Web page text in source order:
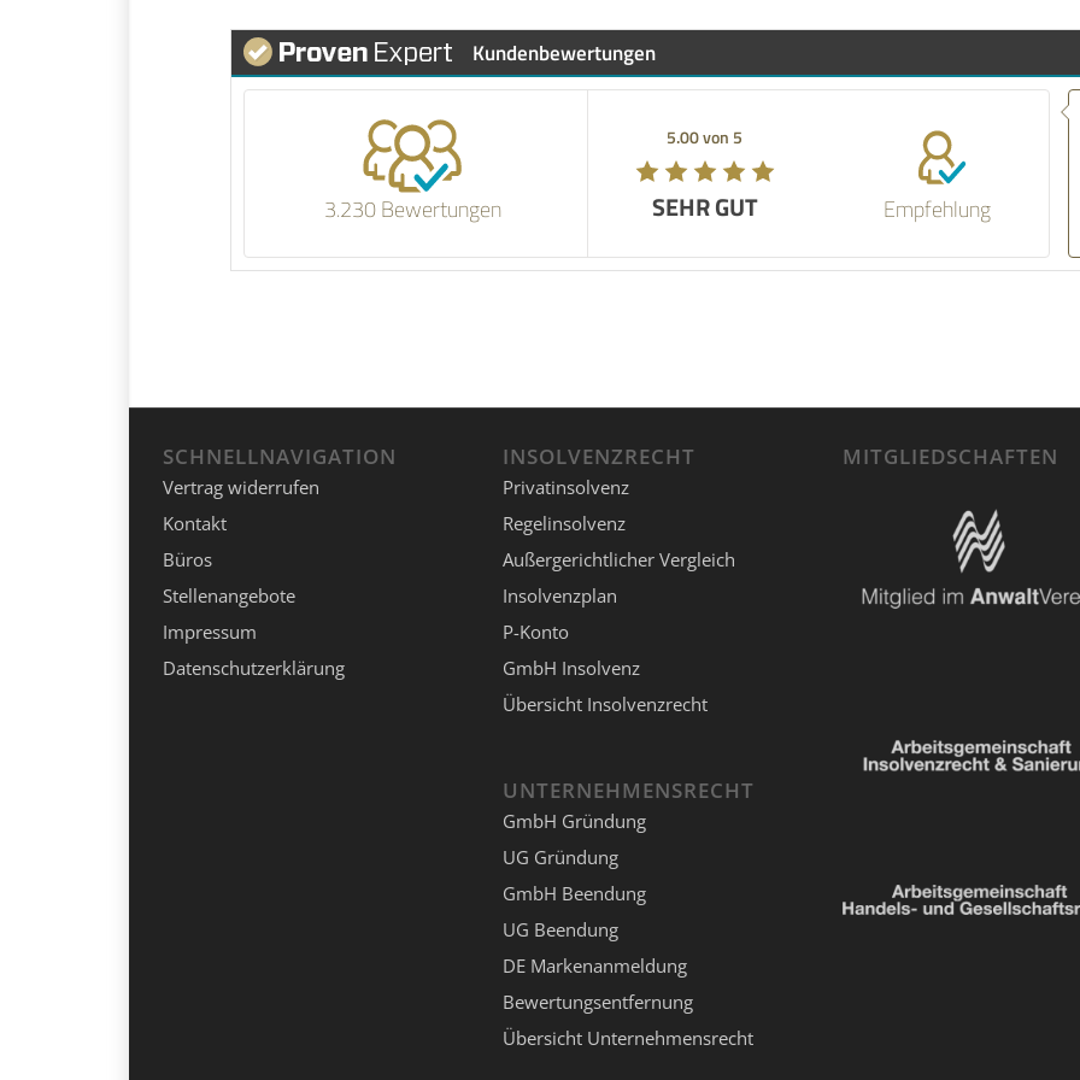
Kundenbewertungen
3.230 Bewertungen
5.00 von 5
SEHR GUT
5.00 von 5
SEHR GUT Empfehlung
give him 💯% service I think we all
someone like him this world of help.
SCHNELLNAVIGATION
Vertrag widerrufen
Kontakt
Büros
Stellenangebote
Impressum
Datenschutzerklärung
INSOLVENZRECHT
Privatinsolvenz
Regelinsolvenz
Außergerichtlicher Vergleich
Insolvenzplan
P-Konto
GmbH Insolvenz
Übersicht Insolvenzrecht
UNTERNEHMENSRECHT
GmbH Gründung
UG Gründung
GmbH Beendung
UG Beendung
DE Markenanmeldung
Bewertungsentfernung
Übersicht Unternehmensrecht
MITGLIEDSCHAFTEN